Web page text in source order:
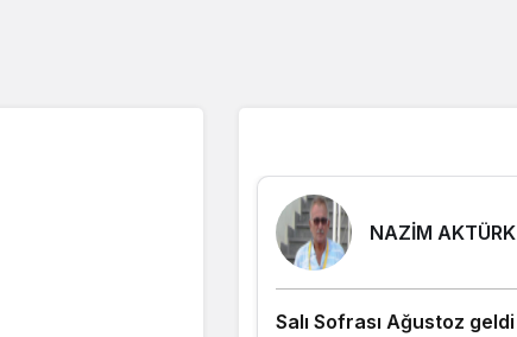
NAZİM AKTÜRK
Salı Sofrası Ağustoz geldi ,Dertler